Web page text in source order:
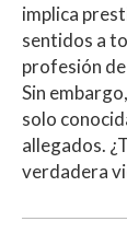
implica
sentidos a
profesión
Sin
solo
allegados.
verdadera